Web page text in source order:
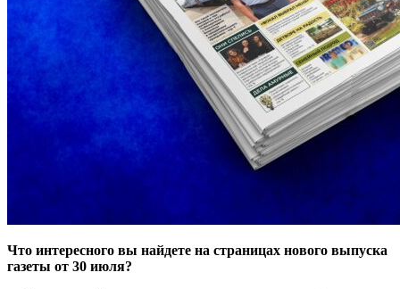
Что интересного вы найдете на страницах нового выпуска
газеты от 30 июля?